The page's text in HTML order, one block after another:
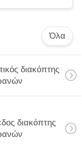
Όλα
διακόπτης
διακόπτης